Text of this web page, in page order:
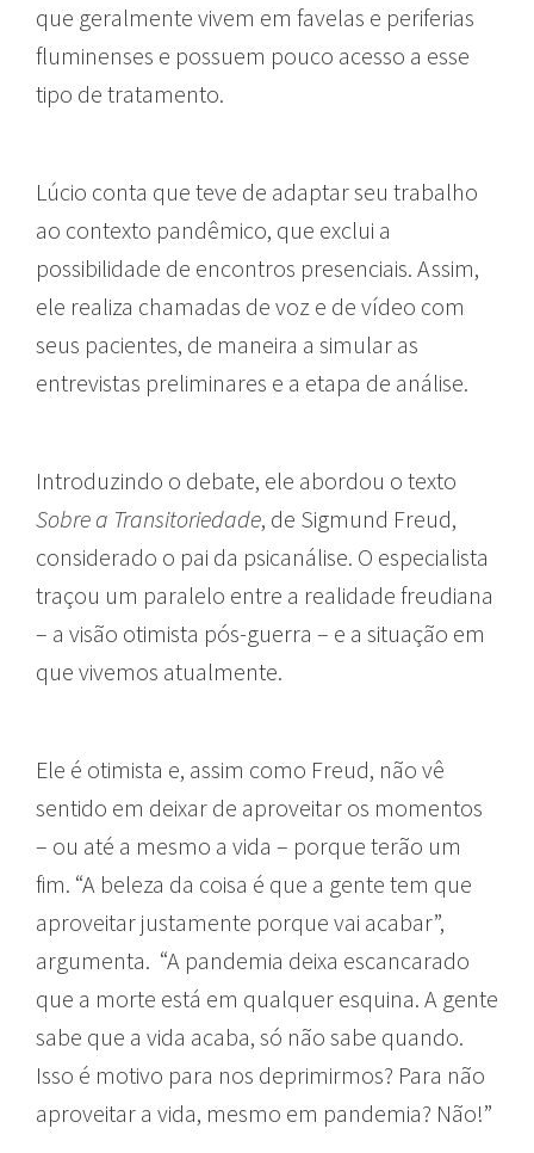
que geralmente vivem em favelas e periferias
fluminenses e possuem pouco acesso a esse
tipo de tratamento.
Lúcio conta que teve de adaptar seu trabalho
ao contexto pandêmico, que exclui a
possibilidade de encontros presenciais. Assim,
ele realiza chamadas de voz e de vídeo com
seus pacientes, de maneira a simular as
entrevistas preliminares e a etapa de análise.
Introduzindo o debate, ele abordou o texto
Sobre a Transitoriedade, de Sigmund Freud,
considerado o pai da psicanálise. O especialista
traçou um paralelo entre a realidade freudiana
– a visão otimista pós-guerra – e a situação em
que vivemos atualmente.
Ele é otimista e, assim como Freud, não vê
sentido em deixar de aproveitar os momentos
– ou até a mesmo a vida – porque terão um
fim. “A beleza da coisa é que a gente tem que
aproveitar justamente porque vai acabar”,
argumenta. “A pandemia deixa escancarado
que a morte está em qualquer esquina. A gente
sabe que a vida acaba, só não sabe quando.
Isso é motivo para nos deprimirmos? Para não
aproveitar a vida, mesmo em pandemia? Não!”